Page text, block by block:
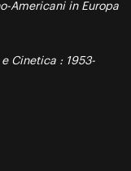
Americani in Europa
Cinetica : 1953-